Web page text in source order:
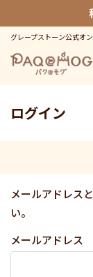
グレープストーン公式オ
ログイン
メールアドレス
い。
メールアドレス